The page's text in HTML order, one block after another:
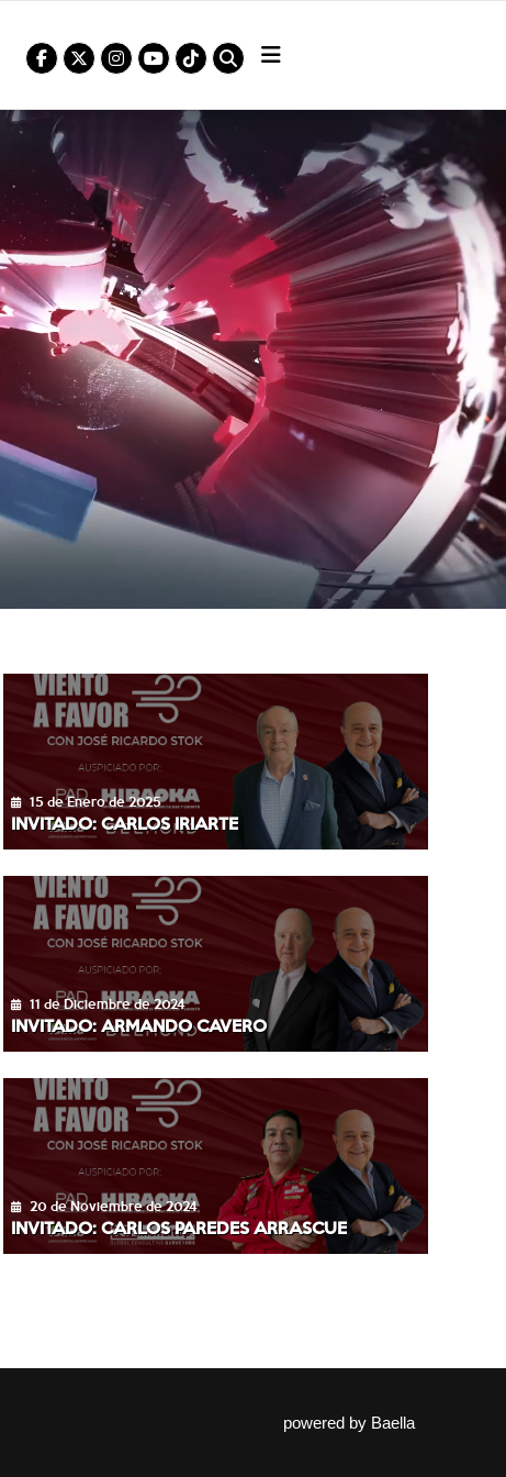
15 de Enero de 2025
INVITADO: CARLOS IRIARTE
11 de Diciembre de 2024
INVITADO: ARMANDO CAVERO
20 de Noviembre de 2024
INVITADO: CARLOS PAREDES ARRASCUE
powered by Baella